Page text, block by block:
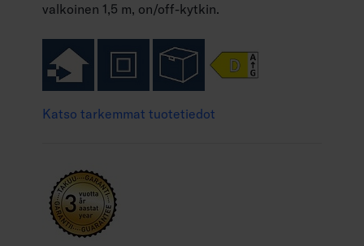
valkoinen 1,5 m, on/off-kytkin.
Katso tarkemmat tuotetiedot